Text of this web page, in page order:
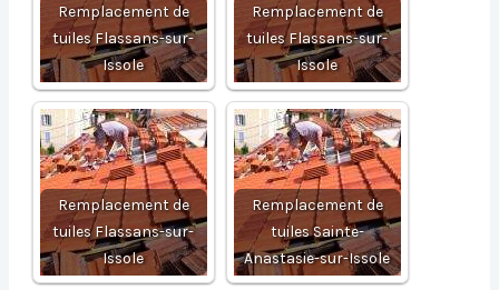
Remplacement de
tuiles Flassans-sur-
Issole
Remplacement de
tuiles Flassans-sur-
Issole
Remplacement de
tuiles Flassans-sur-
Issole
Remplacement de
tuiles Sainte-
Anastasie-sur-Issole